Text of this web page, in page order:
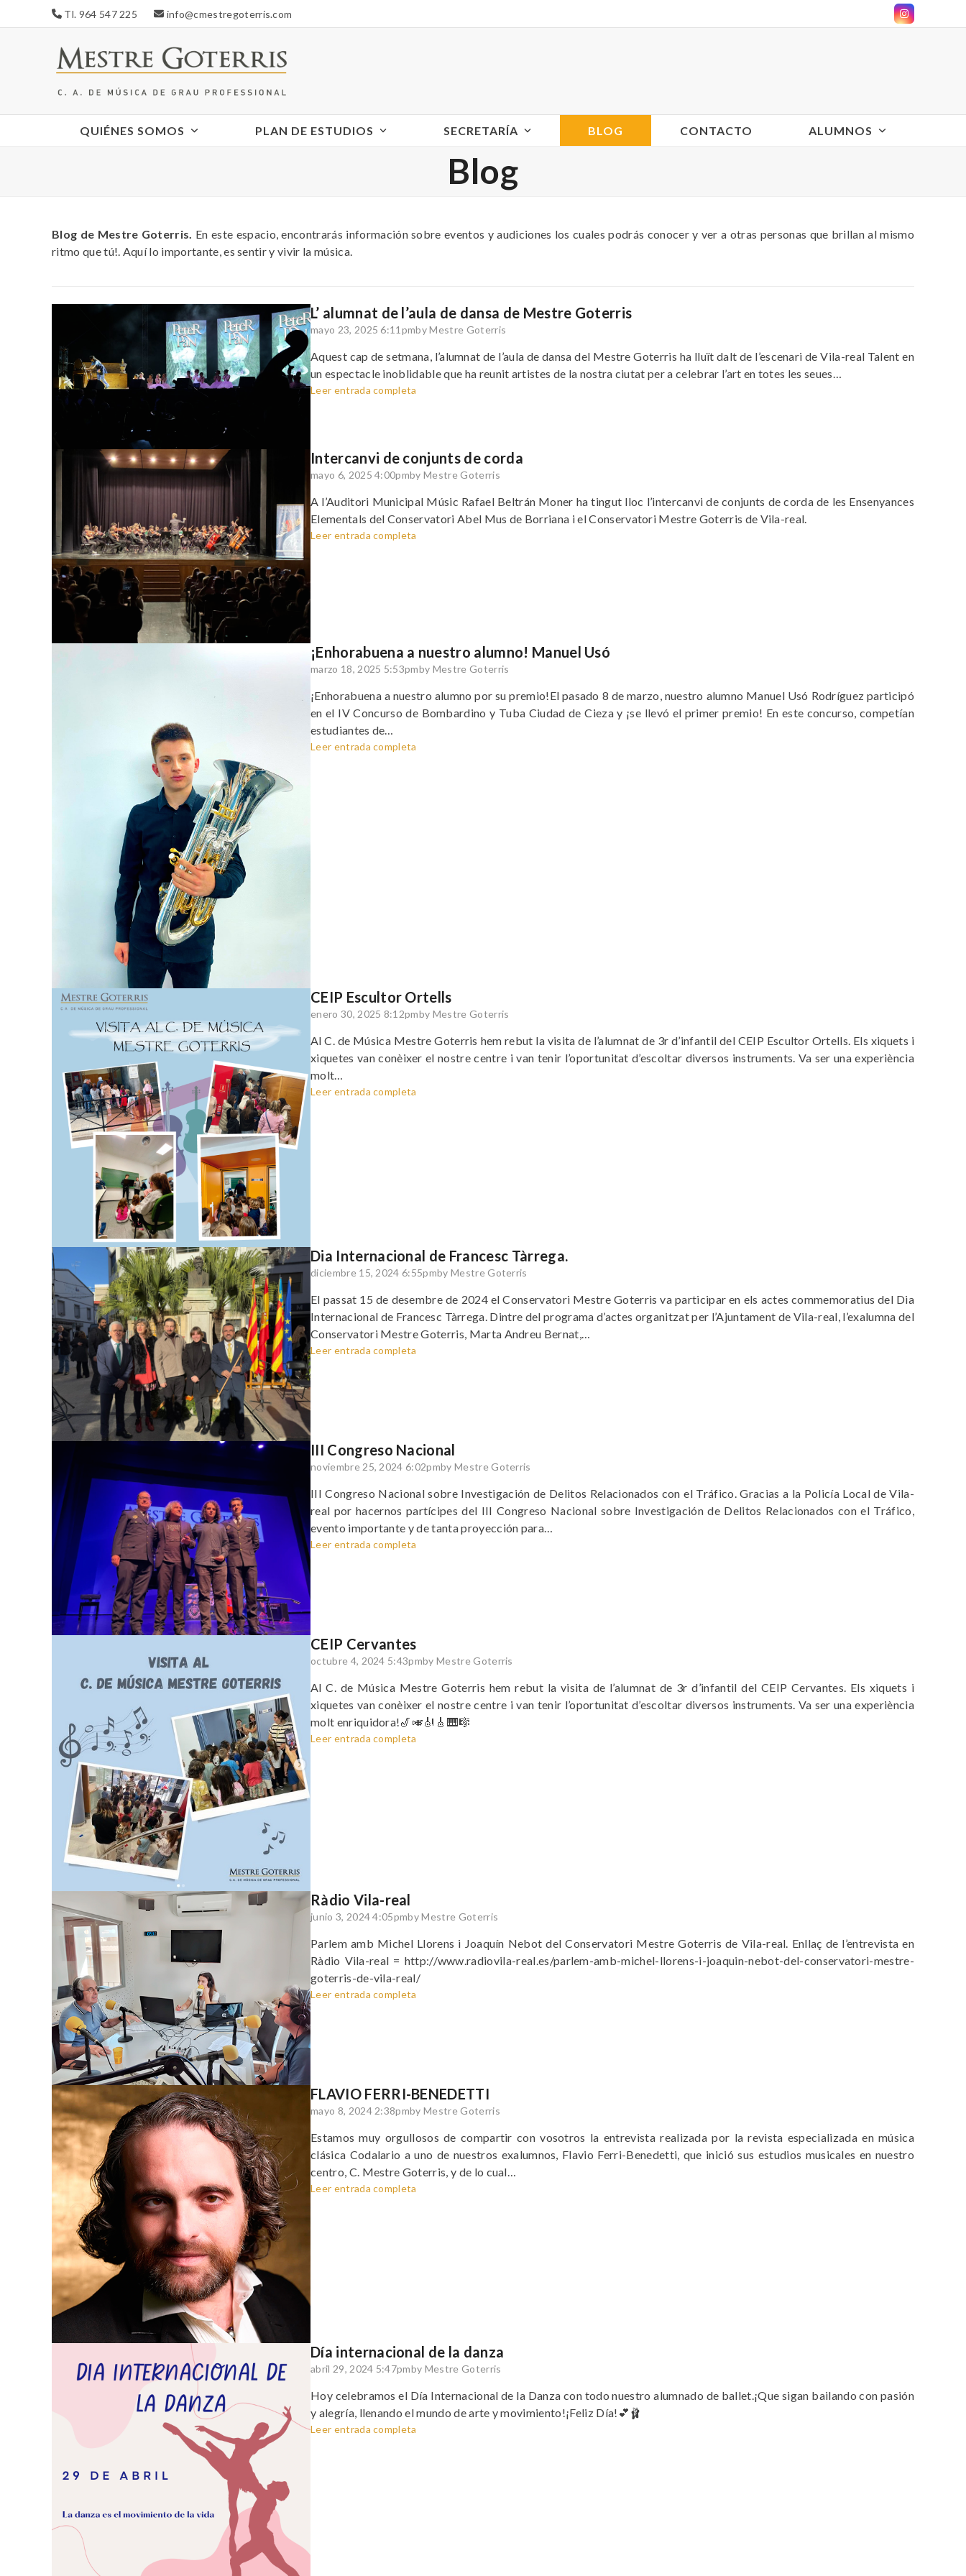
to
Tl. 964 547 225 info@cmestregoterris.com Instagram
QUIÉNES SOMOS PLAN DE ESTUDIOS SECRETARÍA BLOG CONTACTO ALUMNOS
Blog
Blog de Mestre Goterris. En este espacio, encontrarás información sobre eventos y audiciones los cuales podrás conocer y ver a otras personas que brillan al mismo
ritmo que tú!. Aquí lo importante, es sentir y vivir la música.
L’ alumnat de l’aula de dansa de Mestre Goterris
mayo 23, 2025 6:11pmby Mestre Goterris
Aquest cap de setmana, l’alumnat de l’aula de dansa del Mestre Goterris ha lluït dalt de l’escenari de Vila-real Talent en
un espectacle inoblidable que ha reunit artistes de la nostra ciutat per a celebrar l’art en totes les seues…
Leer entrada completa
Intercanvi de conjunts de corda
mayo 6, 2025 4:00pmby Mestre Goterris
A l’Auditori Municipal Músic Rafael Beltrán Moner ha tingut lloc l’intercanvi de conjunts de corda de les Ensenyances
Elementals del Conservatori Abel Mus de Borriana i el Conservatori Mestre Goterris de Vila-real.
Leer entrada completa
¡Enhorabuena a nuestro alumno! Manuel Usó
marzo 18, 2025 5:53pmby Mestre Goterris
¡Enhorabuena a nuestro alumno por su premio!El pasado 8 de marzo, nuestro alumno Manuel Usó Rodríguez participó
en el IV Concurso de Bombardino y Tuba Ciudad de Cieza y ¡se llevó el primer premio! En este concurso, competían
estudiantes de…
Leer entrada completa
CEIP Escultor Ortells
enero 30, 2025 8:12pmby Mestre Goterris
Al C. de Música Mestre Goterris hem rebut la visita de l’alumnat de 3r d’infantil del CEIP Escultor Ortells. Els xiquets i
xiquetes van conèixer el nostre centre i van tenir l’oportunitat d’escoltar diversos instruments. Va ser una experiència
molt…
Leer entrada completa
Dia Internacional de Francesc Tàrrega.
diciembre 15, 2024 6:55pmby Mestre Goterris
El passat 15 de desembre de 2024 el Conservatori Mestre Goterris va participar en els actes commemoratius del Dia
Internacional de Francesc Tàrrega. Dintre del programa d’actes organitzat per l’Ajuntament de Vila-real, l’exalumna del
Conservatori Mestre Goterris, Marta Andreu Bernat,…
Leer entrada completa
III Congreso Nacional
noviembre 25, 2024 6:02pmby Mestre Goterris
III Congreso Nacional sobre Investigación de Delitos Relacionados con el Tráfico. Gracias a la Policía Local de Vila-
real por hacernos partícipes del III Congreso Nacional sobre Investigación de Delitos Relacionados con el Tráfico,
evento importante y de tanta proyección para…
Leer entrada completa
CEIP Cervantes
octubre 4, 2024 5:43pmby Mestre Goterris
Al C. de Música Mestre Goterris hem rebut la visita de l’alumnat de 3r d’infantil del CEIP Cervantes. Els xiquets i
xiquetes van conèixer el nostre centre i van tenir l’oportunitat d’escoltar diversos instruments. Va ser una experiència
molt enriquidora!🎷🎺🎻🎸🎹🎼
Leer entrada completa
Ràdio Vila-real
junio 3, 2024 4:05pmby Mestre Goterris
Parlem amb Michel Llorens i Joaquín Nebot del Conservatori Mestre Goterris de Vila-real. Enllaç de l’entrevista en
Ràdio Vila-real = http://www.radiovila-real.es/parlem-amb-michel-llorens-i-joaquin-nebot-del-conservatori-mestre-
goterris-de-vila-real/
Leer entrada completa
FLAVIO FERRI-BENEDETTI
mayo 8, 2024 2:38pmby Mestre Goterris
Estamos muy orgullosos de compartir con vosotros la entrevista realizada por la revista especializada en música
clásica Codalario a uno de nuestros exalumnos, Flavio Ferri-Benedetti, que inició sus estudios musicales en nuestro
centro, C. Mestre Goterris, y de lo cual…
Leer entrada completa
Día internacional de la danza
abril 29, 2024 5:47pmby Mestre Goterris
Hoy celebramos el Día Internacional de la Danza con todo nuestro alumnado de ballet.¡Que sigan bailando con pasión
y alegría, llenando el mundo de arte y movimiento!¡Feliz Día!💕🩰
Leer entrada completa